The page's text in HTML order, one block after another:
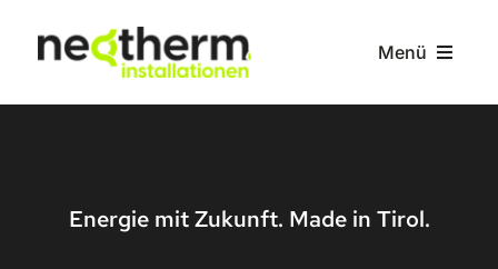
Inhalt
Menü
Leistungen
Energie mit Zukunft. Made in Tirol.